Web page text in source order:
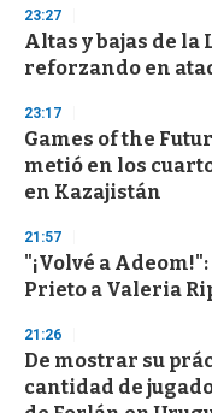
d
s
23:27
Altas y bajas de la
reforzando en
23:17
Games of the
metió en los
en Kazajistán
21:57
"¡Volvé a
Prieto a Valeria
21:26
De mostrar su
cantidad de